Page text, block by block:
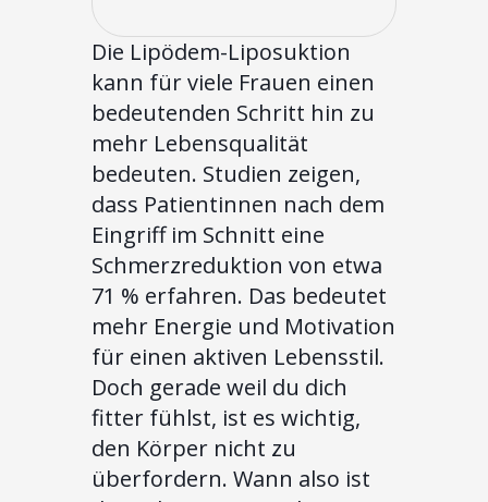
Die Lipödem-Liposuktion
kann für viele Frauen einen
bedeutenden Schritt hin zu
mehr Lebensqualität
bedeuten. Studien zeigen,
dass Patientinnen nach dem
Eingriff im Schnitt eine
Schmerzreduktion von etwa
71 % erfahren. Das bedeutet
mehr Energie und Motivation
für einen aktiven Lebensstil.
Doch gerade weil du dich
fitter fühlst, ist es wichtig,
den Körper nicht zu
überfordern. Wann also ist